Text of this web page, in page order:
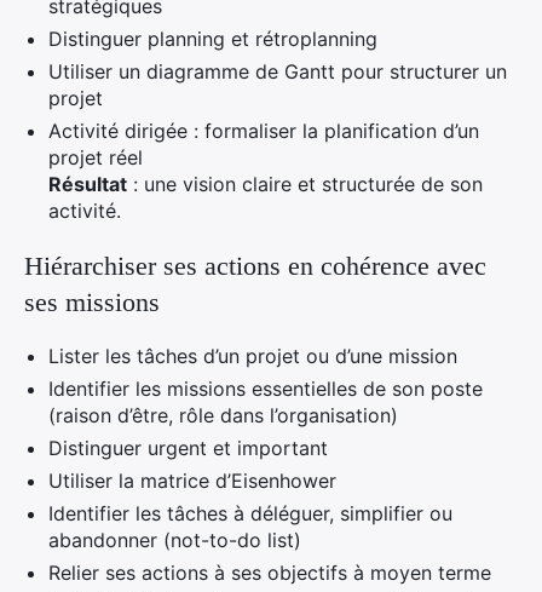
stratégiques
Distinguer planning et rétroplanning
Utiliser un diagramme de Gantt pour structurer un
projet
Activité dirigée : formaliser la planification d’un
projet réel
Résultat : une vision claire et structurée de son
activité.
Hiérarchiser ses actions en cohérence avec
ses missions
Lister les tâches d’un projet ou d’une mission
Identifier les missions essentielles de son poste
(raison d’être, rôle dans l’organisation)
Distinguer urgent et important
Utiliser la matrice d’Eisenhower
Identifier les tâches à déléguer, simplifier ou
abandonner (not-to-do list)
Relier ses actions à ses objectifs à moyen terme